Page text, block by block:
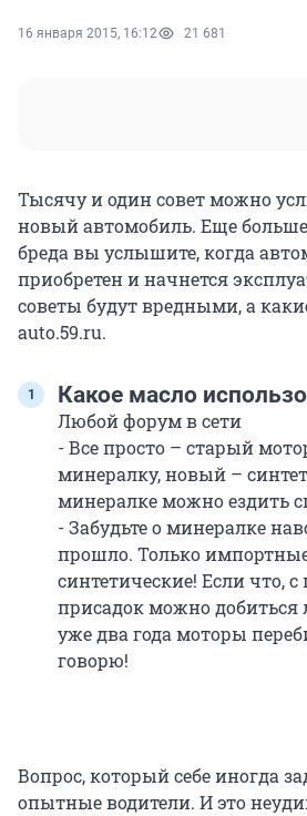
16 января 2015, 16:12 21 681
Тысячу и один совет можно
новый автомобиль. Еще
бреда вы услышите, когда
приобретен и начнется
советы будут вредными, а
auto.59.ru.
Какое масло
Любой форум в сети
- Все просто – старый
минералку, новый –
минералке можно ездить
- Забудьте о минералке
прошло. Только
синтетические! Если что,
присадок можно добиться
уже два года моторы
говорю!
Вопрос, который себе иногда
опытные водители. И это